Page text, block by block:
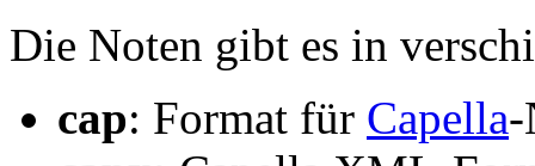
Die Noten gibt es in
cap: Format für Capella-